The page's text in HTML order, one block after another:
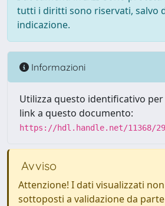
tutti i diritti sono riservati, salvo
indicazione.
Informazioni
Utilizza questo identificativo
link a questo documento:
https://hdl.handle.net/11368/
Avviso
Attenzione! I dati visualizzati
sottoposti a validazione da